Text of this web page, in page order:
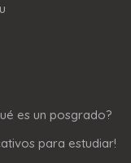
es un posgrado?
para estudiar!